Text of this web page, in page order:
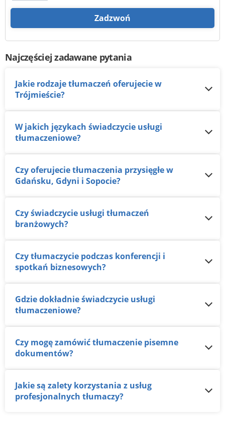
Zadzwoń
Najczęściej zadawane pytania
Jakie rodzaje tłumaczeń oferujecie w
Trójmieście?
W jakich językach świadczycie usługi
tłumaczeniowe?
Czy oferujecie tłumaczenia przysięgłe w
Gdańsku, Gdyni i Sopocie?
Czy świadczycie usługi tłumaczeń
branżowych?
Czy tłumaczycie podczas konferencji i
spotkań biznesowych?
Gdzie dokładnie świadczycie usługi
tłumaczeniowe?
Czy mogę zamówić tłumaczenie pisemne
dokumentów?
Jakie są zalety korzystania z usług
profesjonalnych tłumaczy?